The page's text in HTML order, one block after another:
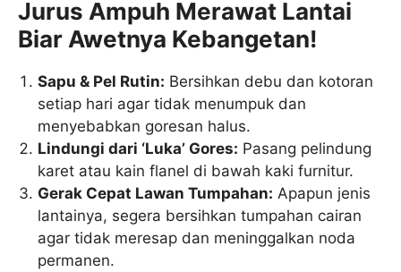
Jurus Ampuh Merawat Lantai
Biar Awetnya Kebangetan!
Sapu & Pel Rutin: Bersihkan debu dan kotoran
setiap hari agar tidak menumpuk dan
menyebabkan goresan halus.
Lindungi dari ‘Luka’ Gores: Pasang pelindung
karet atau kain flanel di bawah kaki furnitur.
Gerak Cepat Lawan Tumpahan: Apapun jenis
lantainya, segera bersihkan tumpahan cairan
agar tidak meresap dan meninggalkan noda
permanen.